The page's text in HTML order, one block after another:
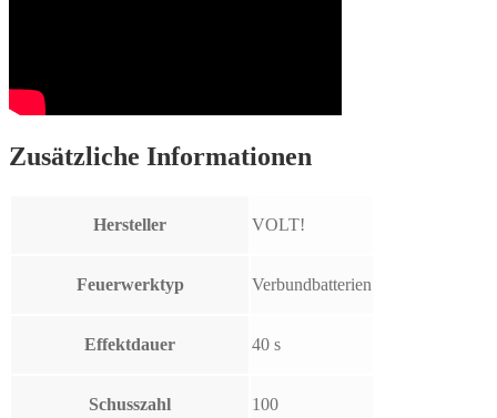
Zusätzliche Informationen
Hersteller VOLT!
Feuerwerktyp Verbundbatterien
Effektdauer 40 s
Schusszahl 100